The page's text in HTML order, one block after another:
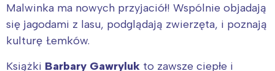
Malwinka ma nowych przyjaciół! Wspólnie objadają
się jagodami z lasu, podglądają zwierzęta, i poznają
kulturę Łemków.
Książki Barbary Gawryluk to zawsze ciepłe i